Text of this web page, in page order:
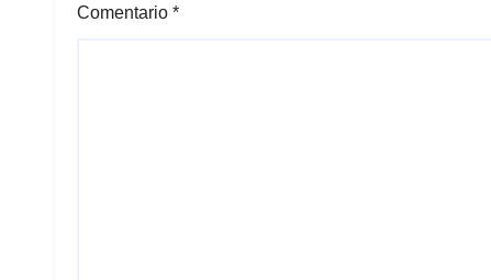
Comentario *